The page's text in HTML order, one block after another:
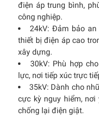
điện áp trung bình,
công nghiệp.
24kV: Đảm bảo
thiết bị điện áp cao
xây dựng.
30kV: Phù hợp
lực, nơi tiếp xúc trực
35kV: Dành cho
cực kỳ nguy hiểm,
chống lại điện giật.